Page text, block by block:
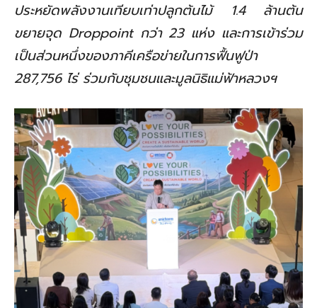
ประหยัดพลังงานเทียบเท่าปลูกต้นไม้
1.4 ล้านต้น
ขยายจุด Droppoint กว่า 23 แห่ง และการเข้าร่วม
เป็นส่วนหนึ่งของภาคีเครือข่ายในการฟื้นฟูป่า
287,756 ไร่ ร่วมกับชุมชนและมูลนิธิแม่ฟ้าหลวงฯ